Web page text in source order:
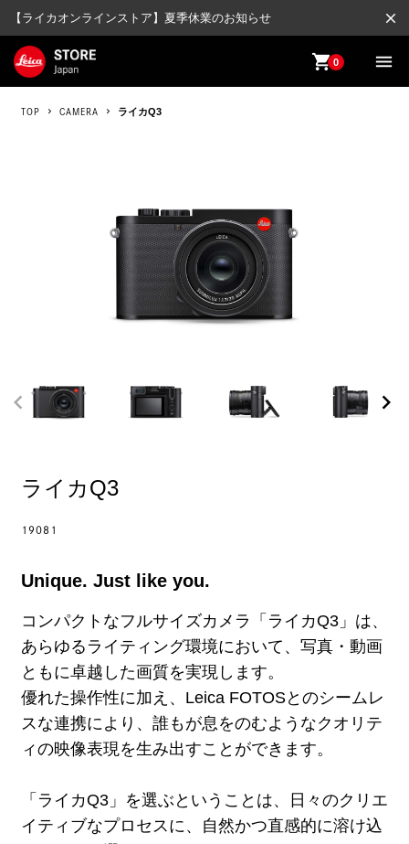
【ライカオンラインストア】夏季休業のお知らせ close
shopping_cart0 menu
TOP CAMERA ライカQ3
chevron_left chevron_right
ライカQ3
19081
Unique. Just like you.
コンパクトなフルサイズカメラ「ライカQ3」は、
あらゆるライティング環境において、写真・動画
ともに卓越した画質を実現します。
優れた操作性に加え、Leica FOTOSとのシームレ
スな連携により、誰もが息をのむようなクオリテ
ィの映像表現を生み出すことができます。
「ライカQ3」を選ぶということは、日々のクリエ
イティブなプロセスに、自然かつ直感的に溶け込